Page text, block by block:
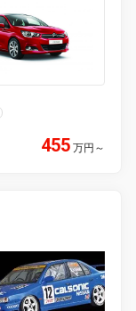
455 万円 ～